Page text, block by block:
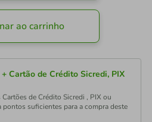
ao carrinho
Cartão de Crédito Sicredi, PIX
de Crédito Sicredi , PIX ou
suficientes para a compra deste